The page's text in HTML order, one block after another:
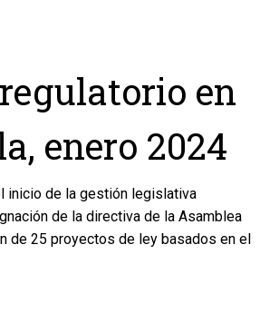
en
enero 2024
inicio de la gestión legislativa
de la directiva de la Asamblea
de 25 proyectos de ley basados en el